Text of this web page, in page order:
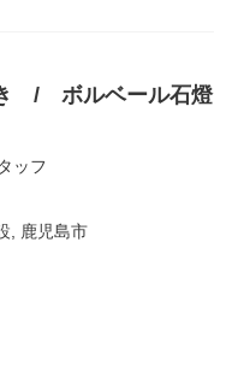
/ ボルベール石燈
ッフ
鹿児島市